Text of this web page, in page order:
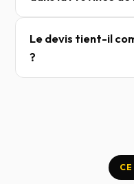
Le devis tient-il
?